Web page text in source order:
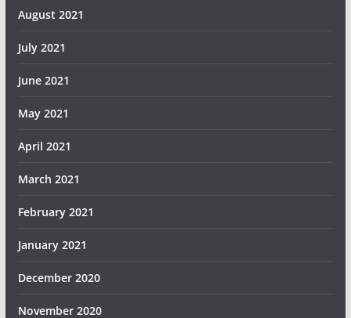
August 2021
July 2021
June 2021
May 2021
April 2021
March 2021
February 2021
January 2021
December 2020
November 2020